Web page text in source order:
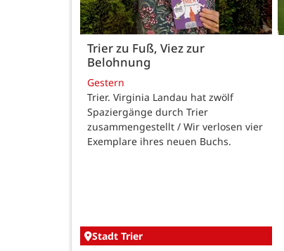
Trier zu Fuß, Viez zur
Belohnung
Gestern
Trier. Virginia Landau hat zwölf
Spaziergänge durch Trier
zusammengestellt / Wir verlosen vier
Exemplare ihres neuen Buchs.
Stadt Trier